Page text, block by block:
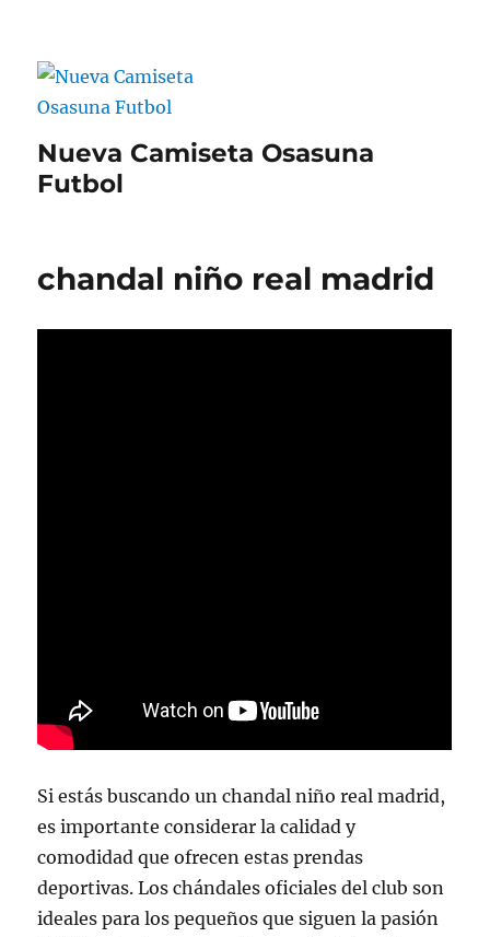
Nueva Camiseta Osasuna
Futbol
chandal niño real madrid
Si estás buscando un chandal niño real madrid,
es importante considerar la calidad y
comodidad que ofrecen estas prendas
deportivas. Los chándales oficiales del club son
ideales para los pequeños que siguen la pasión